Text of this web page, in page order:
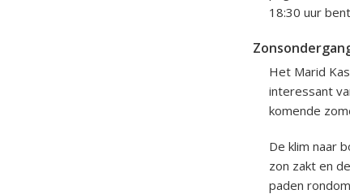
18:30 uur
Het Marid
interessant
komende
De klim naar
zon zakt en
paden